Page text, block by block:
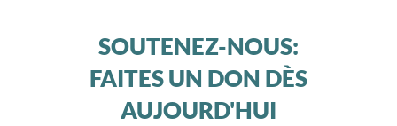
SOUTENEZ-NOUS:
FAITES UN DON DÈS
AUJOURD'HUI